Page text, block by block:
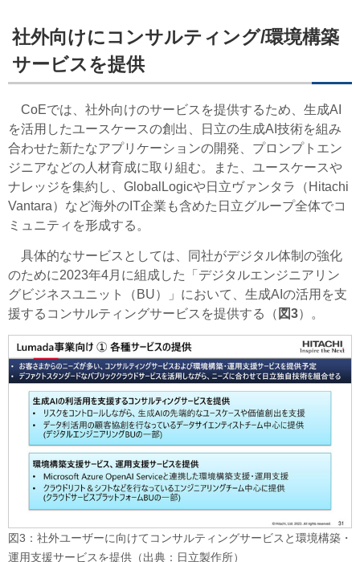
社外向けにコンサルティング/環境構築
サービスを提供
CoEでは、社外向けのサービスを提供するため、生成AI
を活用したユースケースの創出、日立の生成AI技術を組み
合わせた新たなアプリケーションの開発、プロンプトエン
ジニアなどの人材育成に取り組む。また、ユースケースや
ナレッジを集約し、GlobalLogicや日立ヴァンタラ（Hitachi
Vantara）など海外のIT企業も含めた日立グループ全体でコ
ミュニティを形成する。
具体的なサービスとしては、同社がデジタル体制の強化
のために2023年4月に組成した「デジタルエンジニアリン
グビジネスユニット（BU）」において、生成AIの活用を支
援するコンサルティングサービスを提供する（ 図3）。
図3：社外ユーザーに向けてコンサルティングサービスと環境構築・
運用支援サービスを提供（出典：日立製作所）